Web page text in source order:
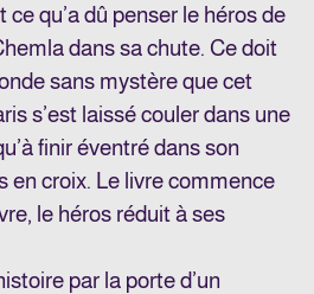
ce qu’a dû penser le héros de
dans sa chute. Ce doit
sans mystère que cet
s’est laissé couler dans une
finir éventré dans son
en croix. Le livre commence
le héros réduit à ses
par la porte d’un